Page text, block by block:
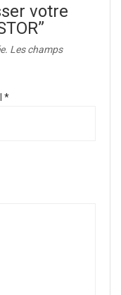
votre
Les champs
*